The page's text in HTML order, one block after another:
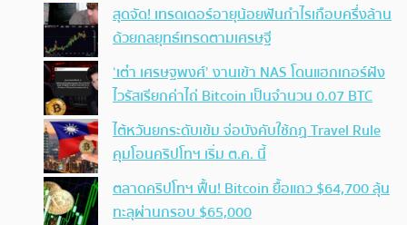
สุดจัด! เทรดเดอร์อายุน้อยฟันกำไรเกือบครึ่งล้าน
ด้วยกลยุทธ์เทรดตามเศรษฐี
‘เต๋า เศรษฐพงศ์’ งานเข้า NAS โดนแฮกเกอร์ฝัง
ไวรัสเรียกค่าไถ่ Bitcoin เป็นจำนวน 0.07 BTC
ไต้หวันยกระดับเข้ม จ่อบังคับใช้กฏ Travel Rule
คุมโอนคริปโทฯ เริ่ม ต.ค. นี้
ตลาดคริปโทฯ ฟื้น! Bitcoin ยื้อแถว $64,700 ลุ้น
ทะลุผ่านกรอบ $65,000